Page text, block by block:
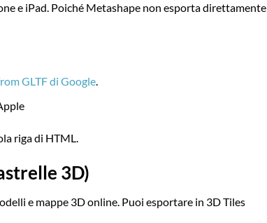
e iPad. Poiché Metashape non esporta direttamente
GLTF di Google.
riga di HTML.
3D)
e mappe 3D online. Puoi esportare in 3D Tiles